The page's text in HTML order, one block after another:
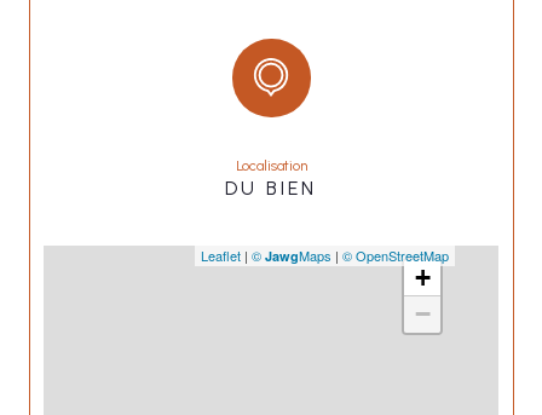
Localisation
DU BIEN
+
−
Leaflet | © JawgMaps | © OpenStreetMap